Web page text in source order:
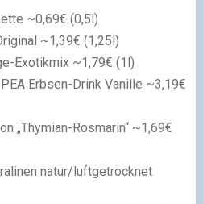
~0,69€ (0,5l)
~1,39€ (1,25l)
Exotikmix ~1,79€ (1l)
Erbsen-Drink Vanille ~3,19€
„Thymian-Rosmarin“ ~1,69€
natur/luftgetrocknet